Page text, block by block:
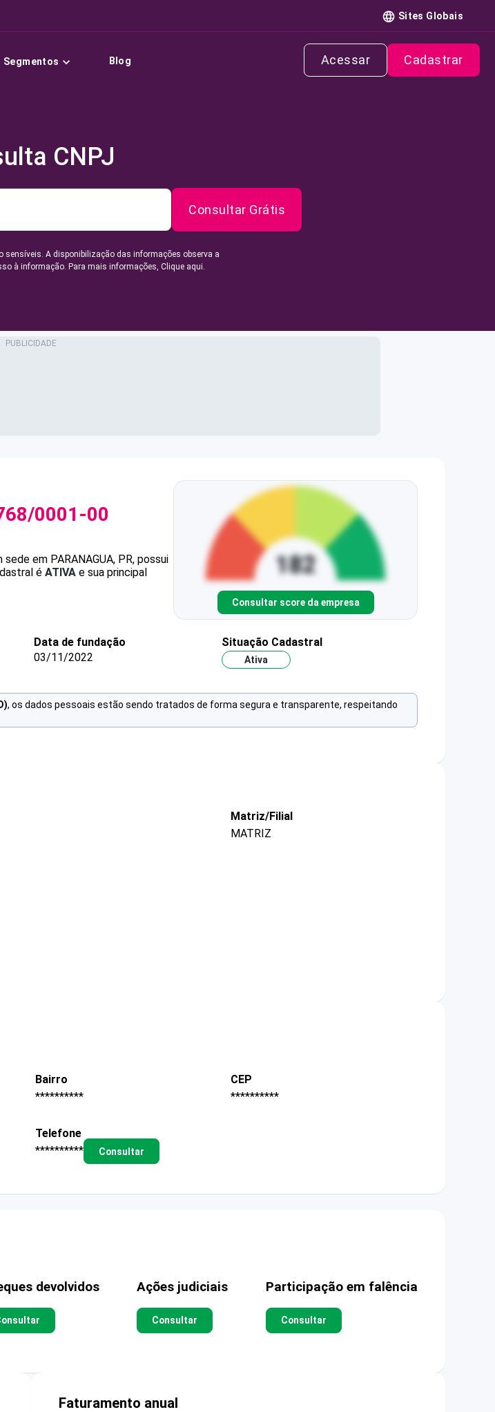
Sites Globais
Segmentos Blog Acessar Cadastrar
CNPJ
Consultar Grátis
sensíveis. A disponibilização das informações observa a
à informação. Para mais informações, Clique aqui.
0001-00
sede em PARANAGUA, PR, possui
é ATIVA e sua principal
Consultar score da empresa
Data de fundação
03/11/2022
Situação Cadastral
Ativa
, os dados pessoais estão sendo tratados de forma segura e transparente, respeitando
Matriz/Filial
MATRIZ
Bairro
**********
CEP
**********
Telefone
**********
Consultar
devolvidos Ações judiciais
Consultar
Participação em falência
Consultar
Faturamento anual